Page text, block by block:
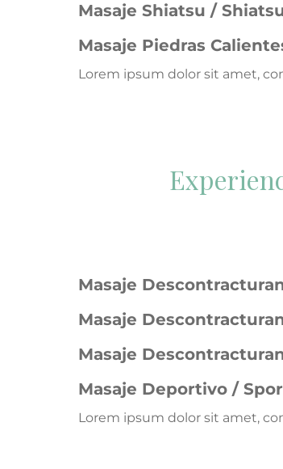
Masaje Shiatsu /
Masaje Piedras
Lorem ipsum dolor sit amet,
Masaje
Masaje
Masaje
Masaje Deportivo /
Lorem ipsum dolor sit amet,